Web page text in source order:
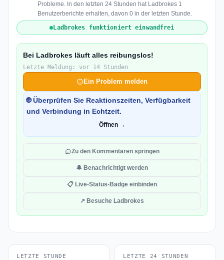
Probleme. In den letzten 24 Stunden hat Ladbrokes 1
Benutzerberichte erhalten, davon 0 in der letzten Stunde.
Ladbrokes funktioniert einwandfrei
Bei Ladbrokes läuft alles reibungslos!
Letzte Meldung: vor 14 Stunden
Ein Problem melden
🌐 Überprüfen Sie Reaktionszeiten, Verfügbarkeit
und Verbindung in Echtzeit.
Öffnen →
Zu den Kommentaren springen
🔔 Benachrichtigt werden
📋 Live-Status-Badge einbinden
↗ Besuche Ladbrokes
LETZTE STUNDE LETZTE 24 STUNDEN